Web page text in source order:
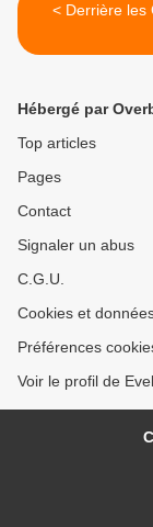
< Derrière les
Hébergé par
Top articles
Pages
Contact
Signaler un abus
C.G.U.
Cookies et
Préférences
Voir le profil de